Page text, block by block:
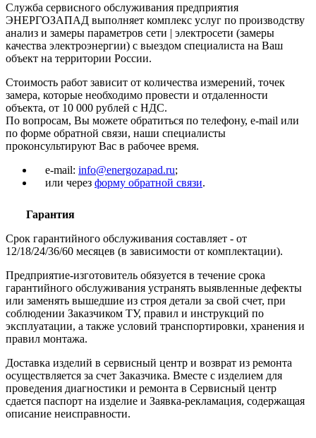
Служба сервисного обслуживания предприятия
ЭНЕРГОЗАПАД выполняет комплекс услуг по производству
анализ и замеры параметров сети | электросети (замеры
качества электроэнергии) с выездом специалиста на Ваш
объект на территории России.
Стоимость работ зависит от количества измерений, точек
замера, которые необходимо провести и отдаленности
объекта, от 10 000 рублей с НДС.
По вопросам, Вы можете обратиться по телефону, e-mail или
по форме обратной связи, наши специалисты
проконсультируют Вас в рабочее время.
e-mail: info@energozapad.ru;
или через форму обратной связи.
Гарантия
Срок гарантийного обслуживания составляет - от
12/18/24/36/60 месяцев (в зависимости от комплектации).
Предприятие-изготовитель обязуется в течение срока
гарантийного обслуживания устранять выявленные дефекты
или заменять вышедшие из строя детали за свой счет, при
соблюдении Заказчиком ТУ, правил и инструкций по
эксплуатации, а также условий транспортировки, хранения и
правил монтажа.
Доставка изделий в сервисный центр и возврат из ремонта
осуществляется за счет Заказчика. Вместе с изделием для
проведения диагностики и ремонта в Сервисный центр
сдается паспорт на изделие и Заявка-рекламация, содержащая
описание неисправности.